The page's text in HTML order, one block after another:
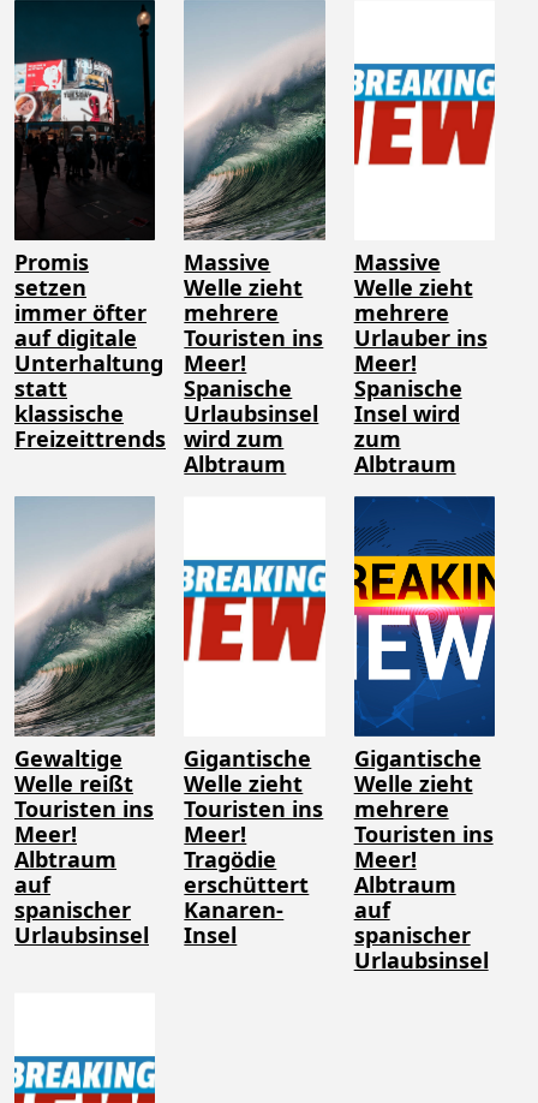
Promis
setzen
immer öfter
auf digitale
Unterhaltung
statt
klassische
Freizeittrends
Massive
Welle zieht
mehrere
Touristen ins
Meer!
Spanische
Urlaubsinsel
wird zum
Albtraum
Massive
Welle zieht
mehrere
Urlauber ins
Meer!
Spanische
Insel wird
zum
Albtraum
Gewaltige
Welle reißt
Touristen ins
Meer!
Albtraum
auf
spanischer
Urlaubsinsel
Gigantische
Welle zieht
Touristen ins
Meer!
Tragödie
erschüttert
Kanaren-
Insel
Gigantische
Welle zieht
mehrere
Touristen ins
Meer!
Albtraum
auf
spanischer
Urlaubsinsel